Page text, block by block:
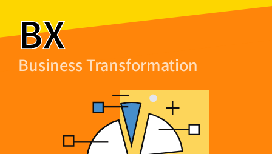
BX
Business Transformation